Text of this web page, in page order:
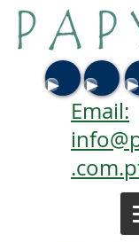
Email: